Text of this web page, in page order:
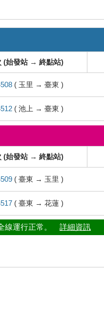
(始發站 → 終點站)
( 玉里 → 臺東 )
( 池上 → 臺東 )
(始發站 → 終點站)
( 臺東 → 玉里 )
( 臺東 → 花蓮 )
線運行正常。 詳細資訊